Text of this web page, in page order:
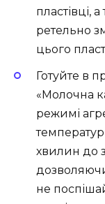
пластівці,
ретельно
цього
Готуйте в
«Молочна
режимі
хвилин до
не